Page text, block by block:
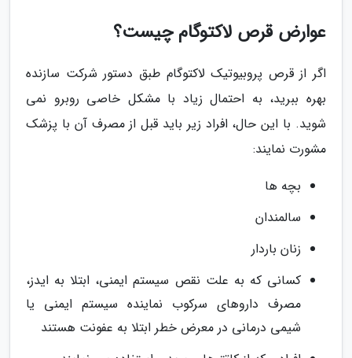
عوارض قرص لاکتوگام چیست؟
اگر از قرص پروبیوتیک لاکتوگام طبق دستور شرکت سازنده
بهره ببرید، به احتمال زیاد با مشکل خاصی روبرو نمی
شوید. با این حال، افراد زیر باید قبل از مصرف آن با پزشک
مشورت نمایند:
بچه ها
سالمندان
زنان باردار
کسانی که به علت نقص سیستم ایمنی، ابتلا به ایدز،
مصرف داروهای سرکوب نماینده سیستم ایمنی یا
شیمی درمانی در معرض خطر ابتلا به عفونت هستند